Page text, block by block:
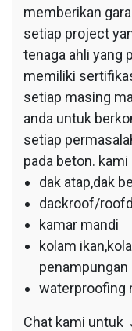
memberikan
setiap project
tenaga ahli yang
memiliki
setiap masing
anda untuk
setiap
pada beton.
dak atap,dak
dackroof/
kamar mandi
kolam
penampungan
waterproofing
Chat kami untuk